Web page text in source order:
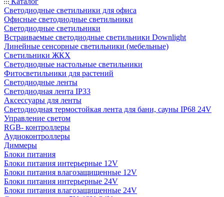
Светодиодные светильники для офиса
Офисные светодиодные светильники
Светодиодные светильники
Встраиваемые светодиодные светильники Downlight
Линейные сенсорные светильники (мебельные)
Светильники ЖКХ
Светодиодные настольные светильники
Фитосветильники для растений
Светодиодные ленты
Светодиодная лента IP33
Аксессуары для ленты
Светодиодная термостойкая лента для бани, сауны IP68 24V
Управление светом
RGB- контроллеры
Аудиоконтроллеры
Диммеры
Блоки питания
Блоки питания интерьерные 12V
Блоки питания влагозащищенные 12V
Блоки питания интерьерные 24V
Блоки питания влагозащищенные 24V